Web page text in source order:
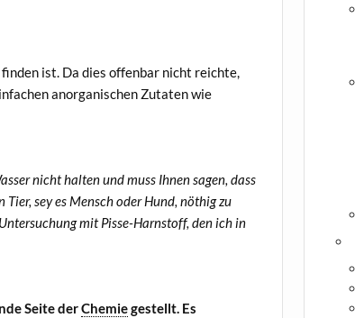
ist. Da dies offenbar nicht reichte,
anorganischen Zutaten wie
nicht halten und muss Ihnen sagen, dass
sey es Mensch oder Hund, nöthig zu
mit Pisse-Harnstoff, den ich in
Seite derChemiegestellt. Es